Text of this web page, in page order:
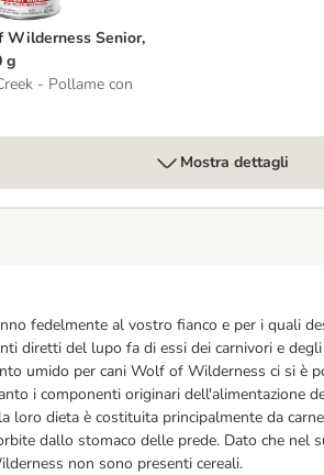
Wilderness Senior,
g
- Pollame con
Mostra dettagli
fedelmente al vostro fianco e per i quali
diretti del lupo fa di essi dei carnivori e
umido per cani Wolf of Wilderness ci si è
i componenti originari dell'alimentazione
loro dieta è costituita principalmente da
dallo stomaco delle prede. Dato che nel
non sono presenti cereali.